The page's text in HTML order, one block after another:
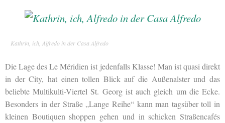
Kathrin, ich, Alfredo in der Casa Alfredo
Die Lage des Le Méridien ist jedenfalls Klasse! Man ist quasi direkt
in der City, hat einen tollen Blick auf die Außenalster und das
beliebte Multikulti-Viertel St. Georg ist auch gleich um die Ecke.
Besonders in der Straße „Lange Reihe“ kann man tagsüber toll in
kleinen Boutiquen shoppen gehen und in schicken Straßencafés